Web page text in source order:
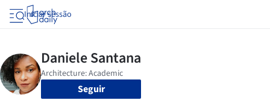
Iniciar sessão
Seguir